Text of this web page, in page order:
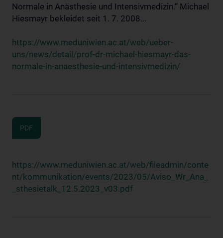
Normale in Anästhesie und Intensivmedizin.“ Michael
Hiesmayr bekleidet seit 1. 7. 2008...
https://www.meduniwien.ac.at/web/ueber-
uns/news/detail/prof-dr-michael-hiesmayr-das-
normale-in-anaesthesie-und-intensivmedizin/
PDF
https://www.meduniwien.ac.at/web/fileadmin/conte
nt/kommunikation/events/2023/05/Aviso_Wr_Ana_
_sthesietalk_12.5.2023_v03.pdf